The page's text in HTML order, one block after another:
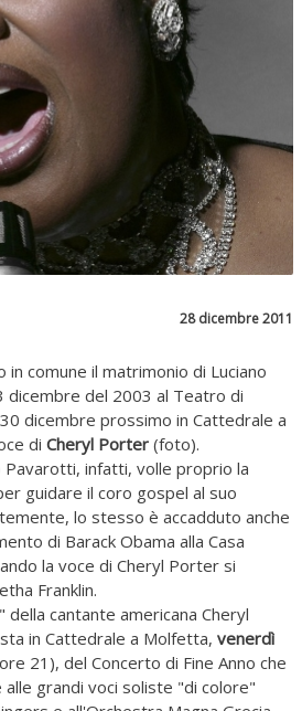
28 dicembre 2011
in comune il matrimonio di Luciano
dicembre del 2003 al Teatro di
dicembre prossimo in Cattedrale a
di Cheryl Porter (foto).
Pavarotti, infatti, volle proprio la
guidare il coro gospel al suo
lo stesso è accadduto anche
di Barack Obama alla Casa
la voce di Cheryl Porter si
Franklin.
della cantante americana Cheryl
in Cattedrale a Molfetta, venerdì
21), del Concerto di Fine Anno che
grandi voci soliste "di colore"